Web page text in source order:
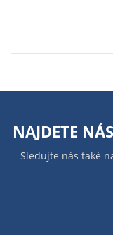
NAJDETE
Sledujte nás také